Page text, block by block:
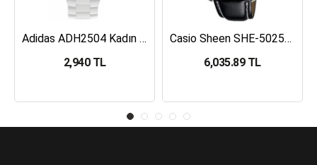
Adidas ADH2504 Kadın Kol Saati
2,940 TL
Casio Sheen SHE-5025BL-1ADR Kadın Kol Saati
6,035.89 TL